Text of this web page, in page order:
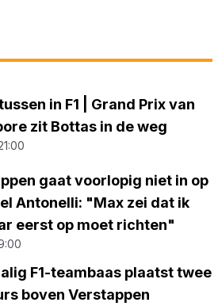
in F1 | Grand Prix van
zit Bottas in de weg
gaat voorlopig niet in op
Antonelli: "Max zei dat ik
eerst op moet richten"
F1-teambaas plaatst twee
boven Verstappen